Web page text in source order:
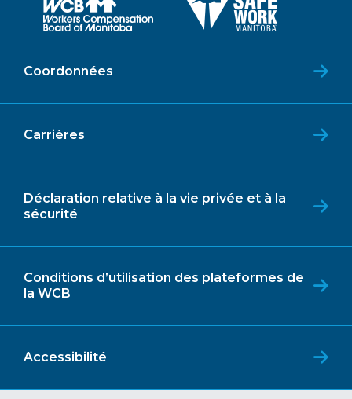
Coordonnées
Carrières
Déclaration relative à la vie privée et à la
sécurité
Conditions d’utilisation des plateformes de
la WCB
Accessibilité